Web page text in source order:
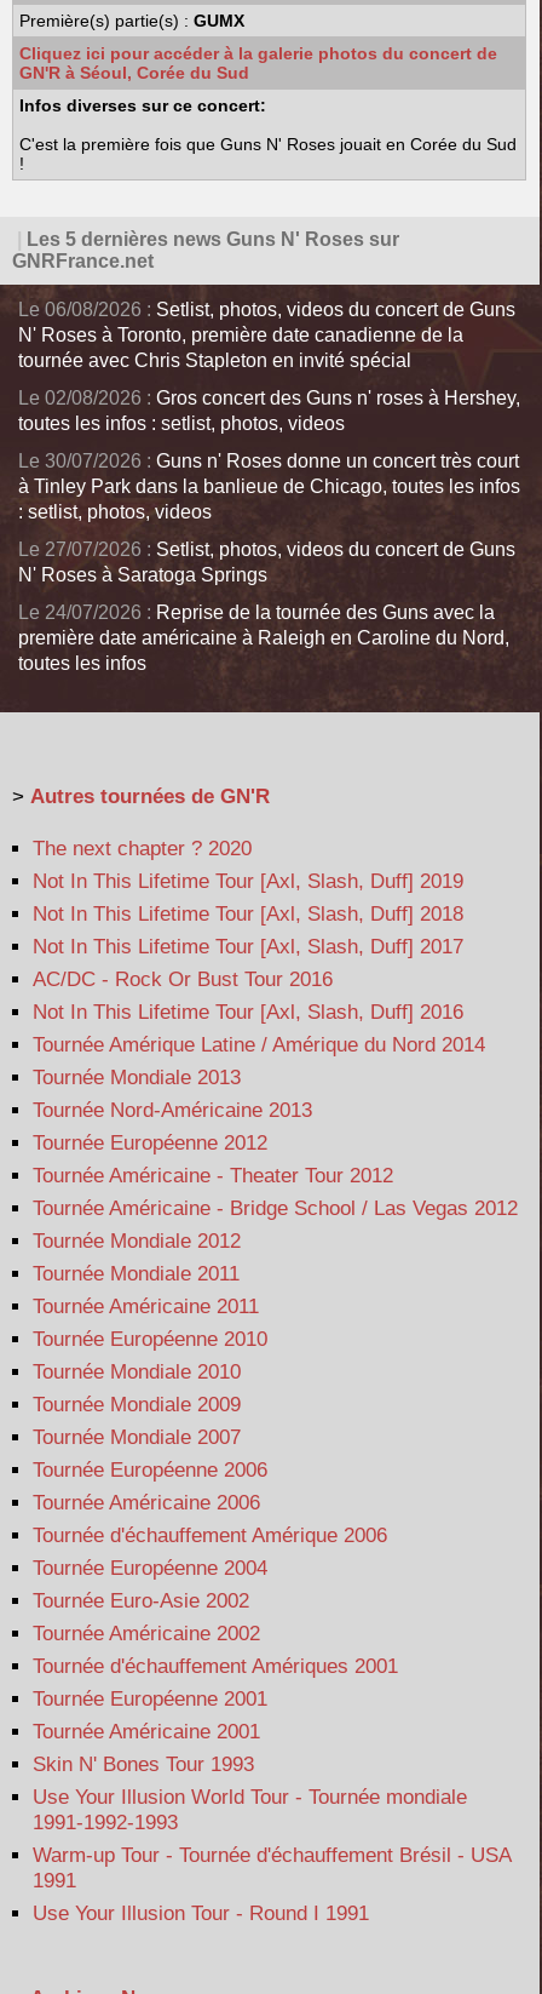
Première(s) partie(s) :GUMX
Cliquez ici pour accéder à la galerie photos du concert de
GN'R à Séoul, Corée du Sud
Infos diverses sur ce concert:
C'est la première fois que Guns N' Roses jouait en Corée du Sud
!
Les 5 dernières news Guns N' Roses sur
GNRFrance.net
Le 06/08/2026 : Setlist, photos, videos du concert de Guns
N' Roses à Toronto, première date canadienne de la
tournée avec Chris Stapleton en invité spécial
Le 02/08/2026 : Gros concert des Guns n' roses à Hershey,
toutes les infos : setlist, photos, videos
Le 30/07/2026 : Guns n' Roses donne un concert très court
à Tinley Park dans la banlieue de Chicago, toutes les infos
: setlist, photos, videos
Le 27/07/2026 : Setlist, photos, videos du concert de Guns
N' Roses à Saratoga Springs
Le 24/07/2026 : Reprise de la tournée des Guns avec la
première date américaine à Raleigh en Caroline du Nord,
toutes les infos
> Autres tournées de GN'R
The next chapter ? 2020
Not In This Lifetime Tour [Axl, Slash, Duff] 2019
Not In This Lifetime Tour [Axl, Slash, Duff] 2018
Not In This Lifetime Tour [Axl, Slash, Duff] 2017
AC/DC - Rock Or Bust Tour 2016
Not In This Lifetime Tour [Axl, Slash, Duff] 2016
Tournée Amérique Latine / Amérique du Nord 2014
Tournée Mondiale 2013
Tournée Nord-Américaine 2013
Tournée Européenne 2012
Tournée Américaine - Theater Tour 2012
Tournée Américaine - Bridge School / Las Vegas 2012
Tournée Mondiale 2012
Tournée Mondiale 2011
Tournée Américaine 2011
Tournée Européenne 2010
Tournée Mondiale 2010
Tournée Mondiale 2009
Tournée Mondiale 2007
Tournée Européenne 2006
Tournée Américaine 2006
Tournée d'échauffement Amérique 2006
Tournée Européenne 2004
Tournée Euro-Asie 2002
Tournée Américaine 2002
Tournée d'échauffement Amériques 2001
Tournée Européenne 2001
Tournée Américaine 2001
Skin N' Bones Tour 1993
Use Your Illusion World Tour - Tournée mondiale
1991-1992-1993
Warm-up Tour - Tournée d'échauffement Brésil - USA
1991
Use Your Illusion Tour - Round I 1991